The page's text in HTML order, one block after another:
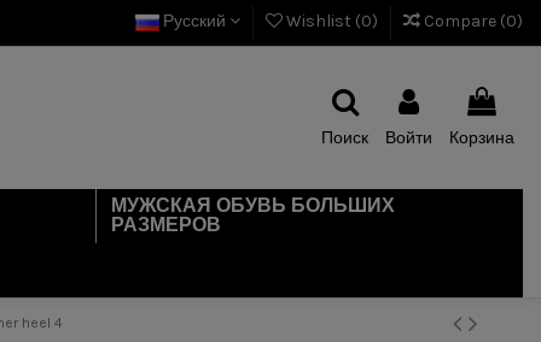
Русский Wishlist (0) Compare (0)
Поиск Войти Корзина
МУЖСКАЯ ОБУВЬ БОЛЬШИХ
РАЗМЕРОВ
heel 4